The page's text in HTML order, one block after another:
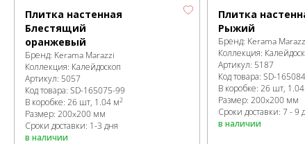
Плитка настенная
Блестящий
оранжевый
Бренд: Kerama Marazzi
Коллекция: Калейдоскоп
Артикул: 5057
Код товара: SD-165075-99
В коробке: 26 шт, 1.04 м2
Размер: 200x200 мм
Сроки доставки: 1-3 дня
в наличии
Плитка
Рыжий
Бренд: Kerama
Коллекция:
Артикул: 5187
Код товара:SD-
В коробке:26 шт,
Размер:200x200 мм
Сроки доставки: 7 - 9
в наличии